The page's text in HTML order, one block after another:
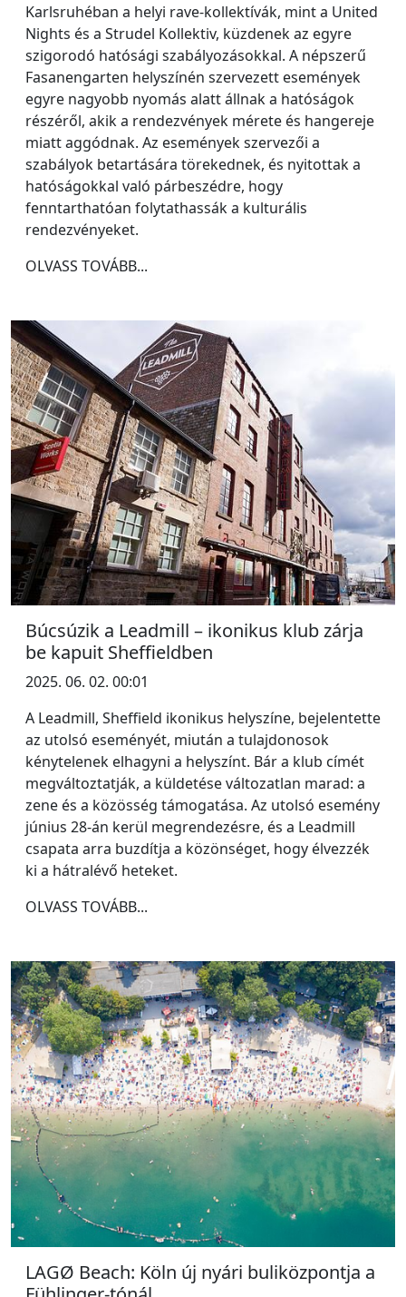
Karlsruhéban a helyi rave-kollektívák, mint a United
Nights és a Strudel Kollektiv, küzdenek az egyre
szigorodó hatósági szabályozásokkal. A népszerű
Fasanengarten helyszínén szervezett események
egyre nagyobb nyomás alatt állnak a hatóságok
részéről, akik a rendezvények mérete és hangereje
miatt aggódnak. Az események szervezői a
szabályok betartására törekednek, és nyitottak a
hatóságokkal való párbeszédre, hogy
fenntarthatóan folytathassák a kulturális
rendezvényeket.
OLVASS TOVÁBB...
Búcsúzik a Leadmill – ikonikus klub zárja
be kapuit Sheffieldben
2025. 06. 02. 00:01
A Leadmill, Sheffield ikonikus helyszíne, bejelentette
az utolsó eseményét, miután a tulajdonosok
kénytelenek elhagyni a helyszínt. Bár a klub címét
megváltoztatják, a küldetése változatlan marad: a
zene és a közösség támogatása. Az utolsó esemény
június 28-án kerül megrendezésre, és a Leadmill
csapata arra buzdítja a közönséget, hogy élvezzék
ki a hátralévő heteket.
OLVASS TOVÁBB...
LAGØ Beach: Köln új nyári buliközpontja a